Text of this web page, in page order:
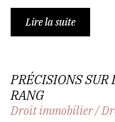
Lire la suite
PRÉCISIONS SUR
RANG
Droit immobilier/